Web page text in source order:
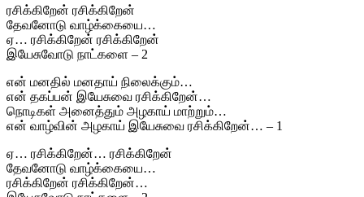
ரசிக்கிறேன் ரசிக்கிறேன்
தேவனோடு வாழ்க்கையை…
ஏ… ரசிக்கிறேன் ரசிக்கிறேன்
இயேசுவோடு நாட்களை – 2
என் மனதில் மனதாய் நிலைக்கும்…
என் தகப்பன் இயேசுவை ரசிக்கிறேன்…
நொடிகள் அனைத்தும் அழகாய் மாற்றும்…
என் வாழ்வின் அழகாய் இயேசுவை ரசிக்கிறேன்… – 1
ஏ… ரசிக்கிறேன்… ரசிக்கிறேன்
தேவனோடு வாழ்க்கையை…
ரசிக்கிறேன் ரசிக்கிறேன்…